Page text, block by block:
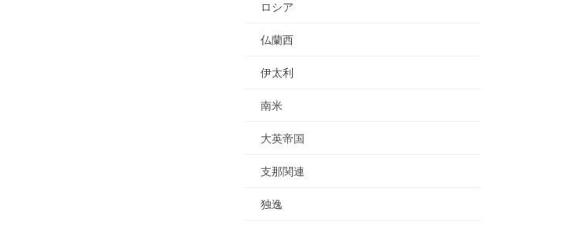
ロシア
仏蘭西
伊太利
南米
大英帝国
支那関連
独逸